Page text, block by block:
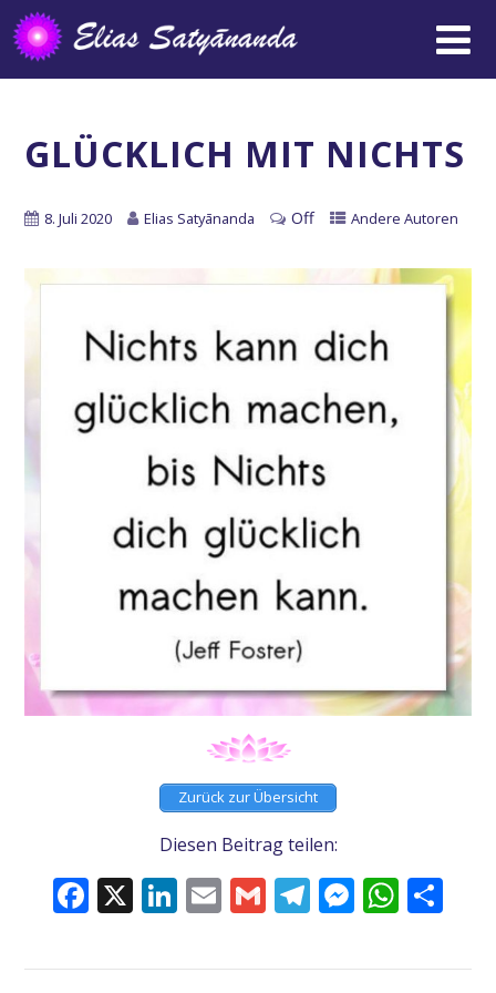
GLÜCKLICH MIT NICHTS
8. Juli 2020 Elias Satyānanda Off Andere Autoren
Zurück zur Übersicht
Diesen Beitrag teilen:
Facebook
X LinkedIn
EmailGmailTelegram